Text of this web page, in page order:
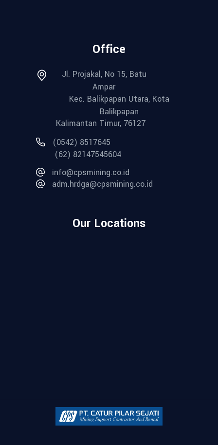
Office
Jl. Projakal, No 15, Batu
Ampar
Kec. Balikpapan Utara, Kota
Balikpapan
Kalimantan Timur, 76127
(0542) 8517645
(62) 82147545604
info@cpsmining.co.id
adm.hrdga@cpsmining.co.id
Our Locations